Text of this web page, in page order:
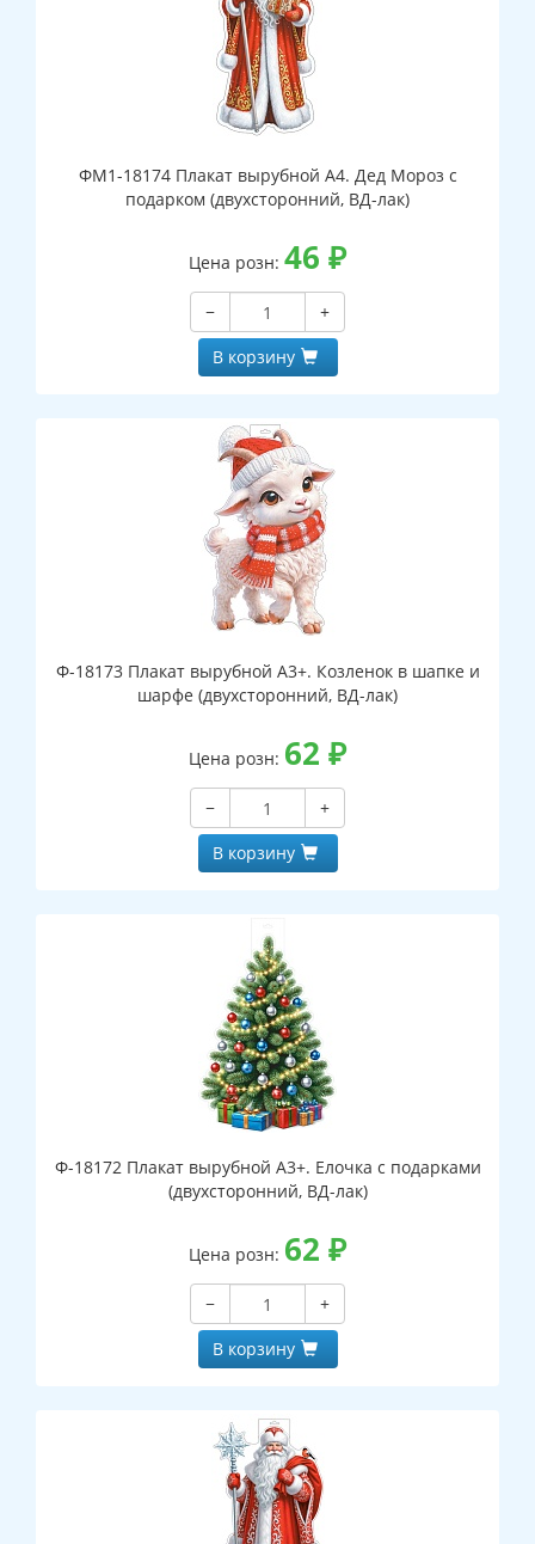
ФМ1-18174 Плакат вырубной А4. Дед Мороз с
подарком (двухсторонний, ВД-лак)
Цена розн: 46 ₽
−
+
В корзину
Ф-18173 Плакат вырубной А3+. Козленок в шапке и
шарфе (двухсторонний, ВД-лак)
Цена розн: 62 ₽
−
+
В корзину
Ф-18172 Плакат вырубной А3+. Елочка с подарками
(двухсторонний, ВД-лак)
Цена розн: 62 ₽
−
+
В корзину